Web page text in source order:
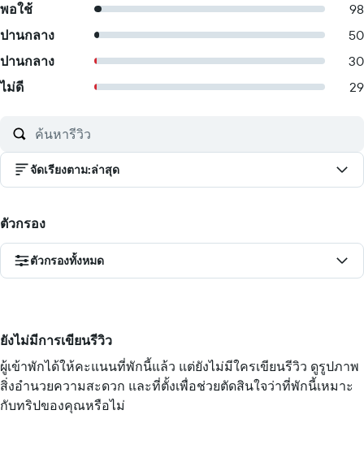
พอใช้
98
ปานกลาง
50
ปานกลาง
30
ไม่ดี
29
จัดเรียงตาม:ล่าสุด
ตัวกรอง
ตัวกรองทั้งหมด
ยังไม่มีการเขียนรีวิว
ผู้เข้าพักได้ให้คะแนนที่พักนี้แล้ว แต่ยังไม่มีใครเขียนรีวิว ดูรูปภาพ
สิ่งอำนวยความสะดวก และที่ตั้งเพื่อช่วยตัดสินใจว่าที่พักนี้เหมาะ
กับทริปของคุณหรือไม่